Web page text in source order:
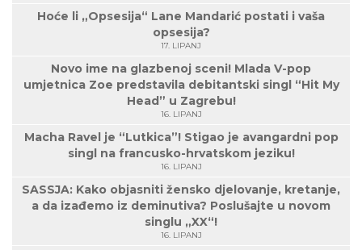
Hoće li „Opsesija“ Lane Mandarić postati i vaša
opsesija?
17. LIPANJ
Novo ime na glazbenoj sceni! Mlada V-pop
umjetnica Zoe predstavila debitantski singl “Hit My
Head” u Zagrebu!
16. LIPANJ
Macha Ravel je “Lutkica”! Stigao je avangardni pop
singl na francusko-hrvatskom jeziku!
16. LIPANJ
SASSJA: Kako objasniti žensko djelovanje, kretanje,
a da izađemo iz deminutiva? Poslušajte u novom
singlu „XX“!
16. LIPANJ